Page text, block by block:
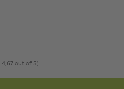
4,67 out of 5)